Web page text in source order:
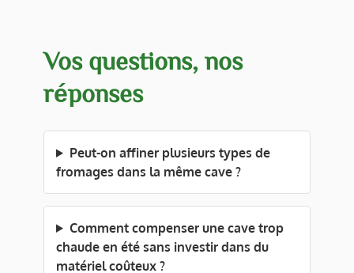
Vos questions, nos
réponses
Peut-on affiner plusieurs types de
fromages dans la même cave ?
Comment compenser une cave trop
chaude en été sans investir dans du
matériel coûteux ?